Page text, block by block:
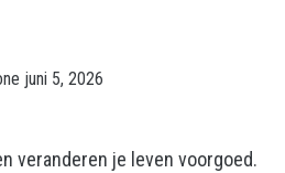
juni 5, 2026
veranderen je leven voorgoed.